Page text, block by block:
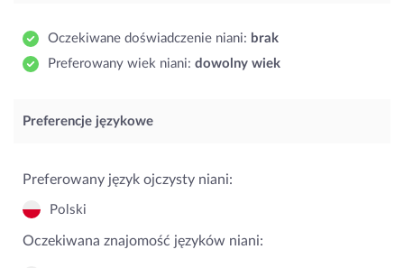
Oczekiwane doświadczenie niani: brak
Preferowany wiek niani: dowolny wiek
Preferencje językowe
Preferowany język ojczysty niani:
Polski
Oczekiwana znajomość języków niani: